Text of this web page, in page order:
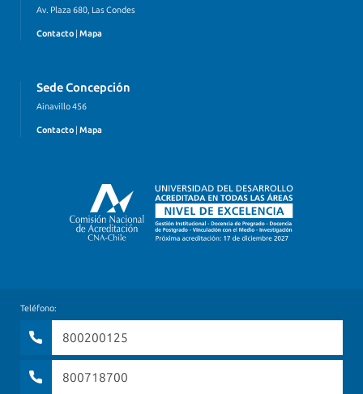
Av. Plaza 680, Las Condes
Contacto Mapa
Sede Concepción
Ainavillo 456
Contacto | Mapa
Teléfono:
800200125
800718700